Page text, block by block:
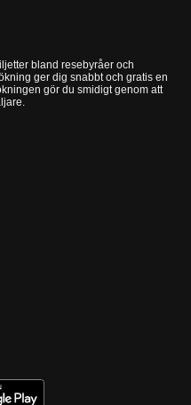
bland resebyråer och
ger dig snabbt och gratis en
gör du smidigt genom att